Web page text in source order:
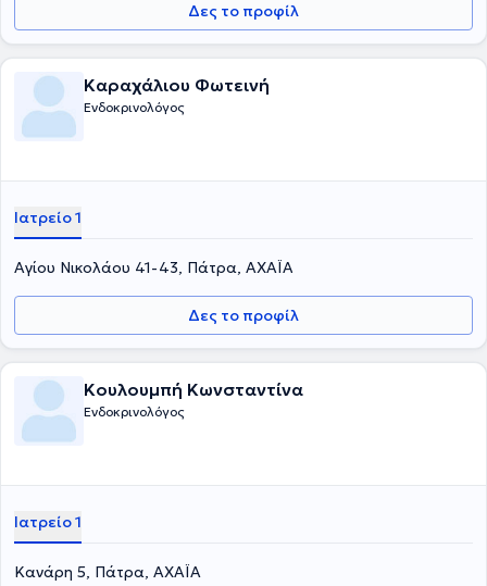
Δες το προφίλ
Καραχάλιου Φωτεινή
Ενδοκρινολόγος
Ιατρείο 1
Αγίου Νικολάου 41-43, Πάτρα, ΑΧΑΪΑ
Δες το προφίλ
Κουλουμπή Κωνσταντίνα
Ενδοκρινολόγος
Ιατρείο 1
Κανάρη 5, Πάτρα, ΑΧΑΪΑ